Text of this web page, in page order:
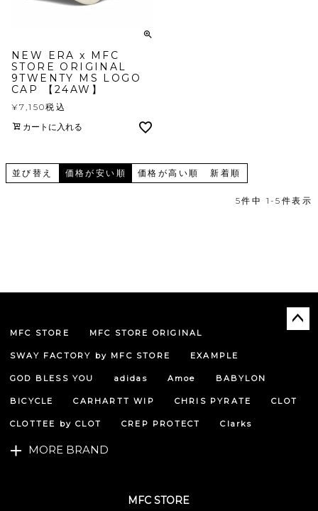
NEW ERA x MFC
STORE ORIGINAL
9TWENTY MS LOGO
CAP 【24AW】
¥7,150税込
カートに入れる
並び替え 価格が安い順 価格が高い順 新着順
5件中 1 -5 件表示
MFC STORE MFC STORE ORIGINAL
SWAY FACTORY by MFC STORE EXAMPLE
GOD BLESS YOU adidas Amoe BABYLON
BICYCLE CARHARTT WIP CHRIS PYRATE CLOT
CLOTTEE by CLOT CREP PROTECT Clarks
MORE BRAND
MFC STORE